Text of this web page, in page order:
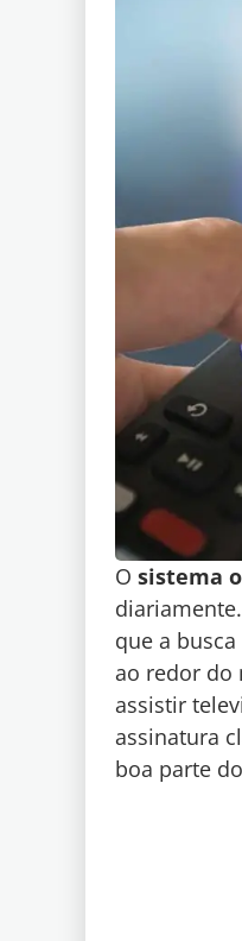
O sistema
que a
ao redor do
assistir
assinatura
boa parte